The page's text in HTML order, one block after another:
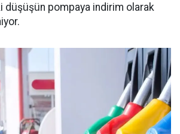
düşüşün pompaya indirim olarak